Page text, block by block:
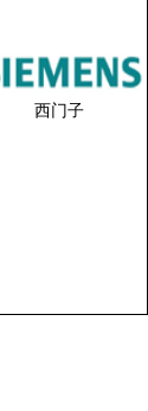
西门子